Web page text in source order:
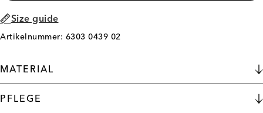
Size guide
Artikelnummer: 6303 0439 02
MATERIAL
PFLEGE